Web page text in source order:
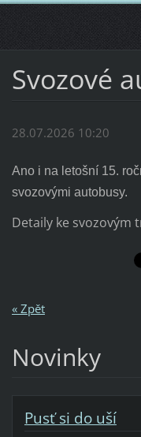
Svozové
28.07.2026 10:20
Ano i na letošní 15.
svozovými autobusy.
Detaily ke svozovým
« Zpět
Novinky
Pusť si do uší